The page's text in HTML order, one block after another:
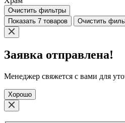
Очистить фильтры
Показать 7 товаров
Очистить
Заявка отправлена!
Менеджер свяжется с вами для
Хорошо